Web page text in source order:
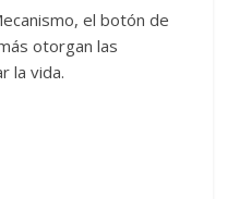
el botón de
otorgan las
la vida.